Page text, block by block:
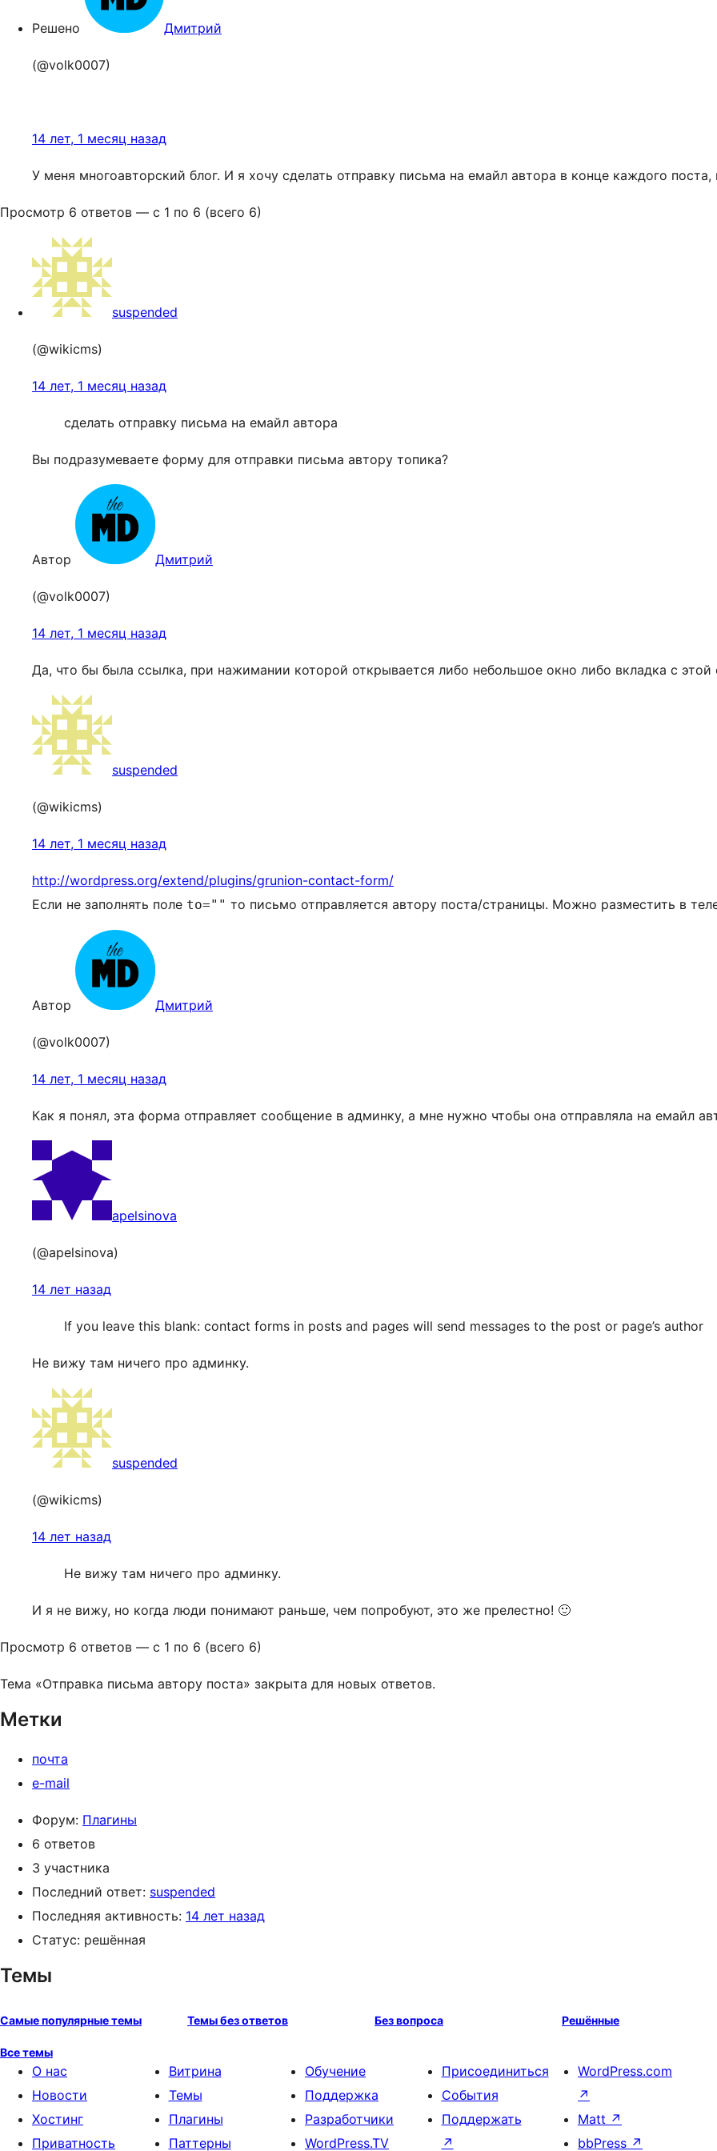
Решено Дмитрий
(@volk0007)
14 лет, 1 месяц назад
У меня многоавторский блог. И я хочу сделать отправку письма на емайл автора в конце каждого поста,
Просмотр 6 ответов — с 1 по 6 (всего 6)
suspended
(@wikicms)
14 лет, 1 месяц назад
сделать отправку письма на емайл автора
Вы подразумеваете форму для отправки письма автору топика?
Автор Дмитрий
(@volk0007)
14 лет, 1 месяц назад
Да, что бы была ссылка, при нажимании которой открывается либо небольшое окно либо вкладка с
suspended
(@wikicms)
14 лет, 1 месяц назад
http://wordpress.org/extend/plugins/grunion-contact-form/
Если не заполнять поле to="" то письмо отправляется автору поста/страницы. Можно разместить в
Автор Дмитрий
(@volk0007)
14 лет, 1 месяц назад
Как я понял, эта форма отправляет сообщение в админку, а мне нужно чтобы она отправляла на емайл
apelsinova
(@apelsinova)
14 лет назад
If you leave this blank: contact forms in posts and pages will send messages to the post or page’s author
Не вижу там ничего про админку.
suspended
(@wikicms)
14 лет назад
Не вижу там ничего про админку.
И я не вижу, но когда люди понимают раньше, чем попробуют, это же прелестно! 🙂
Просмотр 6 ответов — с 1 по 6 (всего 6)
Тема «Отправка письма автору поста» закрыта для новых ответов.
Метки
почта
e-mail
Форум: Плагины
6 ответов
3 участника
Последний ответ: suspended
Последняя активность: 14 лет назад
Статус: решённая
Темы
Самые популярные темы Темы без ответов Без вопроса Решённые
Все темы
О нас
Новости
Хостинг
Приватность
Витрина
Темы
Плагины
Паттерны
Обучение
Поддержка
Разработчики
WordPress.TV
Присоединиться
События
Поддержать
↗
WordPress.com
↗
Matt ↗
bbPress ↗